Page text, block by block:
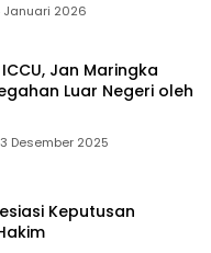
Januari 2026
Jan Maringka
Luar Negeri oleh
Desember 2025
Keputusan